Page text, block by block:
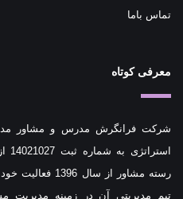
تماس باما
معرفی کوتاه
شرکت فرانگرش مدرس و مشاور
تیم مدیریتی آن در زمینه مدیریت